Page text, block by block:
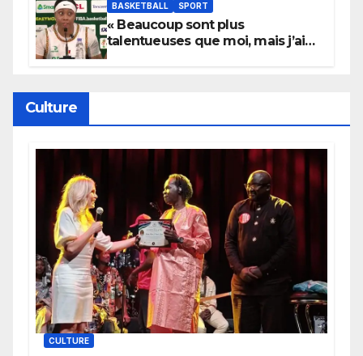
BASKETBALL SPORT
« Beaucoup sont plus
talentueuses que moi, mais j’ai
Culture
CULTURE